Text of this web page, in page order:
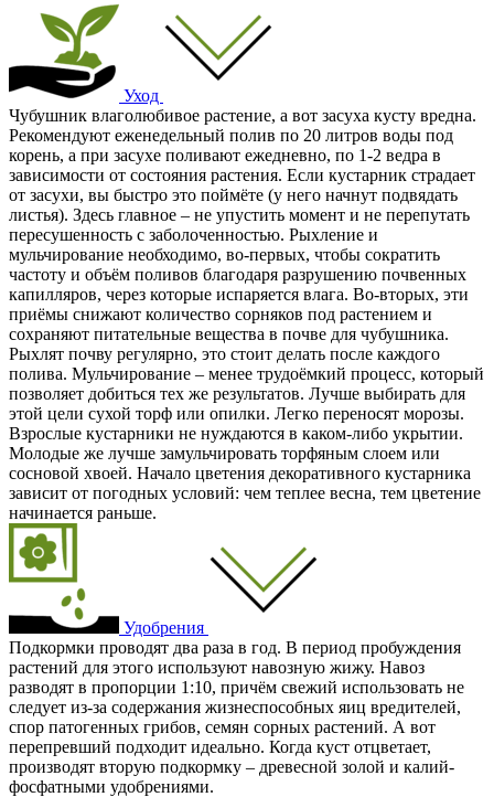
Уход
Чубушник влаголюбивое растение, а вот засуха кусту вредна.
Рекомендуют еженедельный полив по 20 литров воды под
корень, а при засухе поливают ежедневно, по 1-2 ведра в
зависимости от состояния растения. Если кустарник страдает
от засухи, вы быстро это поймёте (у него начнут подвядать
листья). Здесь главное – не упустить момент и не перепутать
пересушенность с заболоченностью. Рыхление и
мульчирование необходимо, во-первых, чтобы сократить
частоту и объём поливов благодаря разрушению почвенных
капилляров, через которые испаряется влага. Во-вторых, эти
приёмы снижают количество сорняков под растением и
сохраняют питательные вещества в почве для чубушника.
Рыхлят почву регулярно, это стоит делать после каждого
полива. Мульчирование – менее трудоёмкий процесс, который
позволяет добиться тех же результатов. Лучше выбирать для
этой цели сухой торф или опилки. Легко переносят морозы.
Взрослые кустарники не нуждаются в каком-либо укрытии.
Молодые же лучше замульчировать торфяным слоем или
сосновой хвоей. Начало цветения декоративного кустарника
зависит от погодных условий: чем теплее весна, тем цветение
начинается раньше.
Удобрения
Подкормки проводят два раза в год. В период пробуждения
растений для этого используют навозную жижу. Навоз
разводят в пропорции 1:10, причём свежий использовать не
следует из-за содержания жизнеспособных яиц вредителей,
спор патогенных грибов, семян сорных растений. А вот
перепревший подходит идеально. Когда куст отцветает,
производят вторую подкормку – древесной золой и калий-
фосфатными удобрениями.